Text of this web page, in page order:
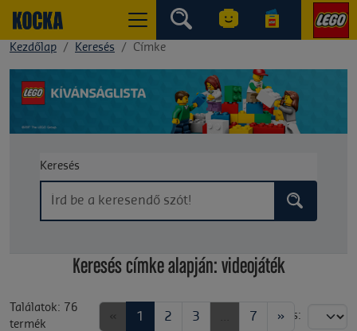
Kezdőlap Keresés Címke
Keresés
Keresés címke alapján: videojáték
Találatok: 76
termék
1 2 3 7 »
Rendezés: